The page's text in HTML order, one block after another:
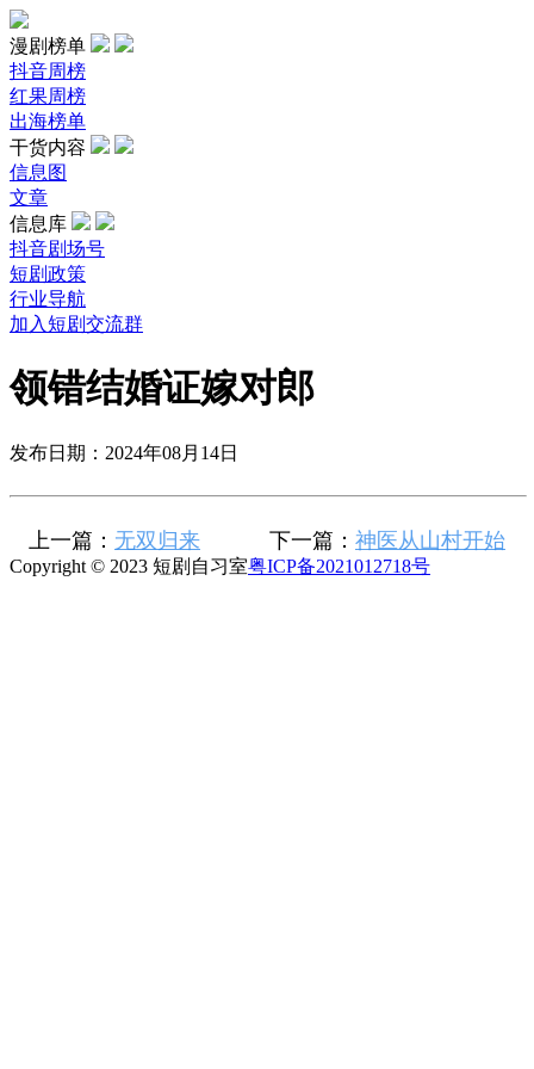
漫剧榜单
抖音周榜
红果周榜
出海榜单
干货内容
信息图
文章
信息库
抖音剧场号
短剧政策
行业导航
加入短剧交流群
领错结婚证嫁对郎
发布日期：2024年08月14日
上一篇： 无双归来 下一篇： 神医从山村开始
Copyright © 2023 短剧自习室粤ICP备2021012718号